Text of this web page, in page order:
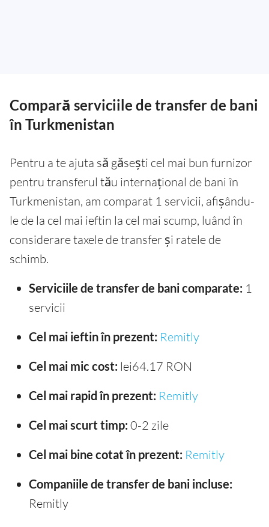
Compară serviciile de transfer de bani
în Turkmenistan
Pentru a te ajuta să găsești cel mai bun furnizor
pentru transferul tău internațional de bani în
Turkmenistan, am comparat 1 servicii, afișându-
le de la cel mai ieftin la cel mai scump, luând în
considerare taxele de transfer și ratele de
schimb.
Serviciile de transfer de bani comparate: 1
servicii
Cel mai ieftin în prezent: Remitly
Cel mai mic cost: lei64.17 RON
Cel mai rapid în prezent: Remitly
Cel mai scurt timp: 0-2 zile
Cel mai bine cotat în prezent: Remitly
Companiile de transfer de bani incluse:
Remitly